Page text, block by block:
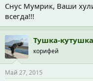
Снус Мумрик, Ваши
всегда!!!
Тушка-кутушка
корифей
Май 27, 2015